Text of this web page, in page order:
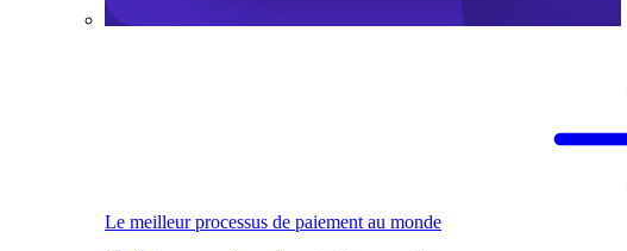
Le meilleur processus de paiement au monde